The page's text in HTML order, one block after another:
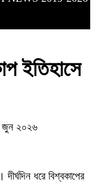
ইতিহাসে
জুন ২০২৬
ধরে বিশ্বকাপের